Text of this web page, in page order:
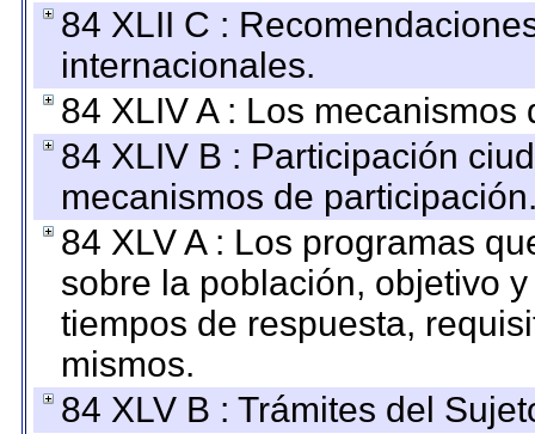
84 XLII C :
internacionales.
84 XLIV A : Los
84 XLIV B : Participación
mecanismos de
84 XLV A : Los programas
sobre la población, objetivo
tiempos de respuesta,
mismos.
84 XLV B : Trámites del